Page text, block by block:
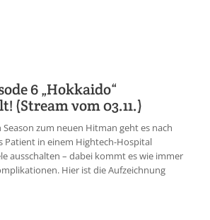
6 „Hokkaido“
(Stream vom 03.11.)
zum neuen Hitman geht es nach
Patient in einem Hightech-Hospital
ausschalten – dabei kommt es wie immer
Hier ist die Aufzeichnung